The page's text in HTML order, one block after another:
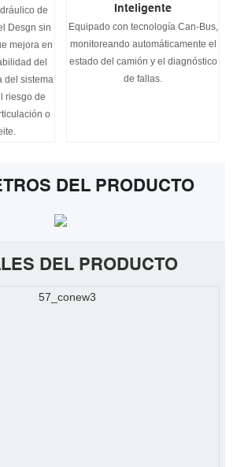
de
Desgn sin
mejora en
del
del sistema
riesgo de
o
Inteligente
Equipado con tecnología Can-Bus,
monitoreando automáticamente el
estado del camión y el diagnóstico
de fallas.
DEL PRODUCTO
DEL PRODUCTO